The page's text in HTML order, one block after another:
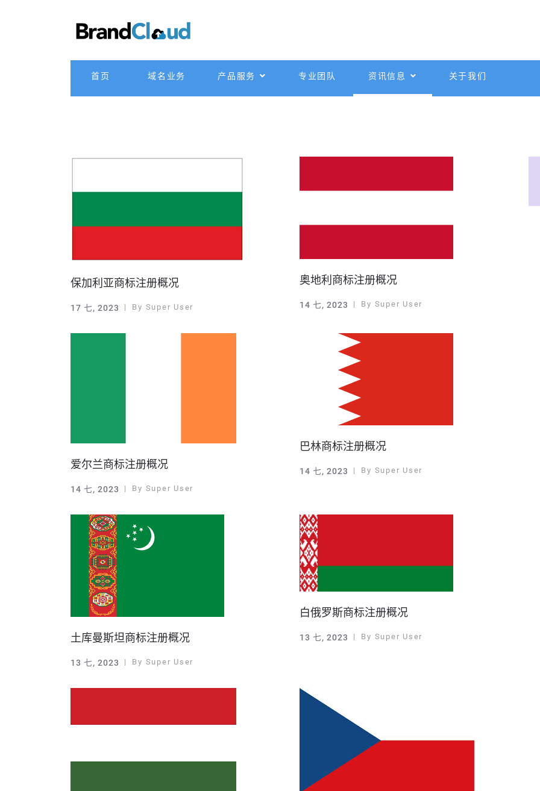
首页 域名业务 产品服务 专业团队 资讯信息 关于我们
保加利亚商标注册概况
17 七, 2023 By Super User
奥地利商标注册概况
14 七, 2023 By Super User
爱尔兰商标注册概况
14 七, 2023 By Super User
巴林商标注册概况
14 七, 2023 By Super User
土库曼斯坦商标注册概况
13 七, 2023 By Super User
白俄罗斯商标注册概况
13 七, 2023 By Super User